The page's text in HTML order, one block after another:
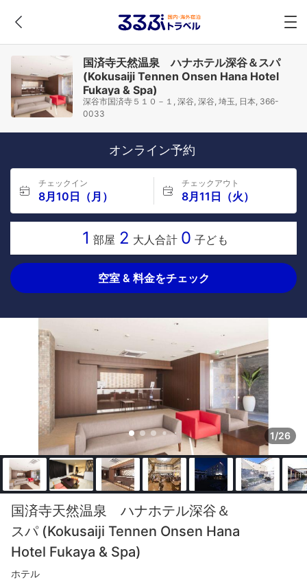
国済寺天然温泉 ハナホテル深谷＆スパ
(Kokusaiji Tennen Onsen Hana Hotel
Fukaya & Spa)
深谷市国済寺５１０－１, 深谷, 深谷, 埼玉, 日本, 366-
0033
オンライン予約
チェックイン
8月10日（月）
チェックアウト
8月11日（火）
1 部屋 2 大人合計 0 子ども
空室 & 料金をチェック
1/26
国済寺天然温泉 ハナホテル深谷＆
スパ (Kokusaiji Tennen Onsen Hana
Hotel Fukaya & Spa)
ホテル